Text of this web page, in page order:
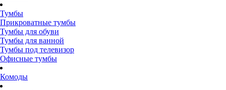
Тумбы
Прикроватные тумбы
Тумбы для обуви
Тумбы для ванной
Тумбы под телевизор
Офисные тумбы
Комоды